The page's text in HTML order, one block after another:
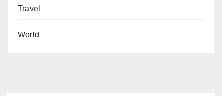
Travel
World